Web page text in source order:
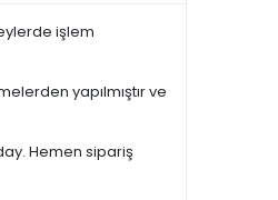
işlem
yapılmıştır ve
Hemen sipariş